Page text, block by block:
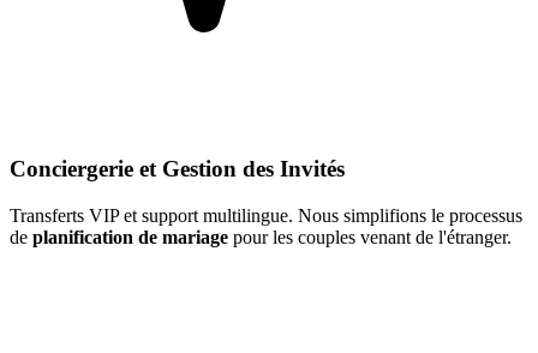
Conciergerie et Gestion des Invités
Transferts VIP et support multilingue. Nous simplifions le processus
de planification de mariage pour les couples venant de l'étranger.